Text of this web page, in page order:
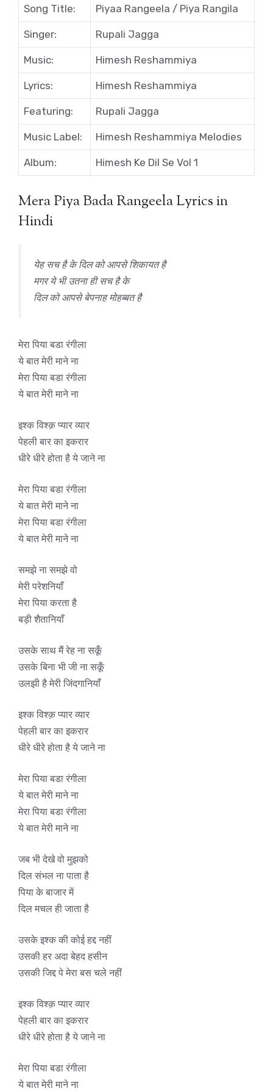
Song Title: Piyaa Rangeela / Piya Rangila
Singer: Rupali Jagga
Music: Himesh Reshammiya
Lyrics: Himesh Reshammiya
Featuring: Rupali Jagga
Music Label: Himesh Reshammiya Melodies
Album: Himesh Ke Dil Se Vol 1
Mera Piya Bada Rangeela Lyrics in
Hindi
येह सच है के दिल को आपसे शिकायत है
मगर ये भी उतना ही सच है के
दिल को आपसे बेपनाह मोहब्बत है
मेरा पिया बडा रंगीला
ये बात मेरी माने ना
मेरा पिया बडा रंगीला
ये बात मेरी माने ना
इश्क विश्क़ प्यार व्यार
पेहली बार का इकरार
धीरे धीरे होता है ये जाने ना
मेरा पिया बडा रंगीला
ये बात मेरी माने ना
मेरा पिया बडा रंगीला
ये बात मेरी माने ना
समझे ना समझे वो
मेरी परेशनियाँ
मेरा पिया करता है
बड़ी शैतानियाँ
उसके साथ मैं रेह ना सकूँ
उसके बिना भी जी ना सकूँ
उलझी है मेरी जिंदगानियाँ
इश्क विश्क़ प्यार व्यार
पेहली बार का इकरार
धीरे धीरे होता है ये जाने ना
मेरा पिया बडा रंगीला
ये बात मेरी माने ना
मेरा पिया बडा रंगीला
ये बात मेरी माने ना
जब भी देखे वो मुझको
दिल संभल ना पाता है
पिया के बाजार में
दिल मचल ही जाता है
उसके इश्क की कोई हद्द नहीं
उसकी हर अदा बेहद हसीन
उसकी जिद्द पे मेरा बस चले नहीं
इश्क विश्क़ प्यार व्यार
पेहली बार का इकरार
धीरे धीरे होता है ये जाने ना
मेरा पिया बडा रंगीला
ये बात मेरी माने ना